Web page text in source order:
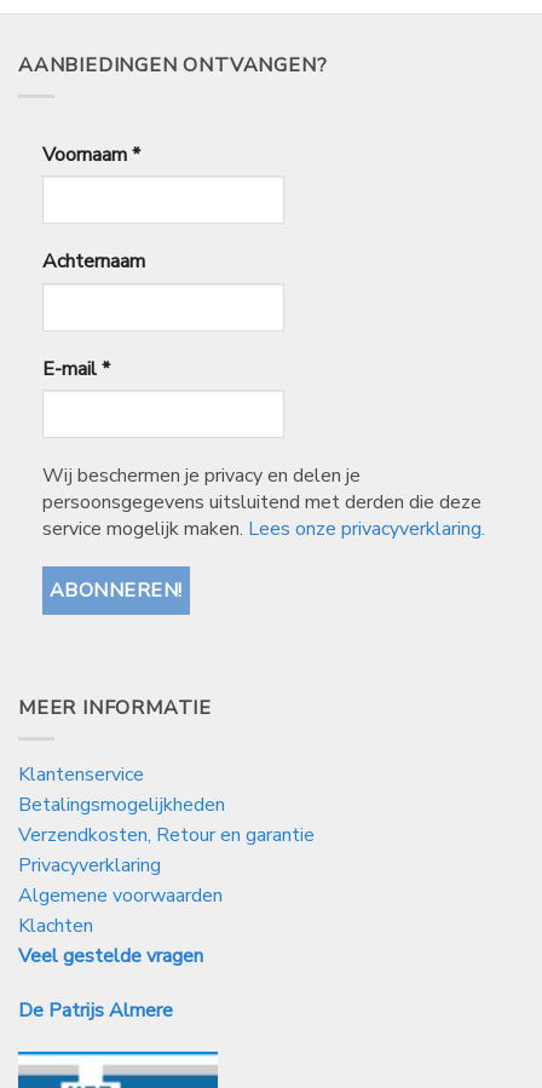
AANBIEDINGEN ONTVANGEN?
Voornaam*
Achternaam
E-mail*
Wij beschermen je privacy en delen je
persoonsgegevens uitsluitend met derden die deze
service mogelijk maken. Lees onze privacyverklaring.
MEER INFORMATIE
Klantenservice
Betalingsmogelijkheden
Verzendkosten, Retour en garantie
Privacyverklaring
Algemene voorwaarden
Klachten
Veel gestelde vragen
De Patrijs Almere